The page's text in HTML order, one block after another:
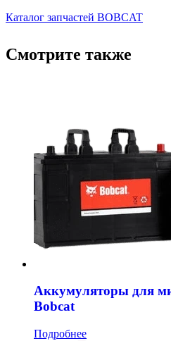
Каталог запчастей BOBCAT
Смотрите также
Аккумуляторы для
Bobcat
Подробнее